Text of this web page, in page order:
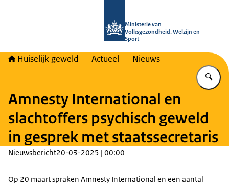
Ministerie van
Volksgezondheid, Welzijn en
Sport
Huiselijk geweld Actueel Nieuws
Amnesty International en
slachtoffers psychisch geweld
in gesprek met staatssecretaris
Nieuwsbericht20-03-2025 | 00:00
Op 20 maart spraken Amnesty International en een aantal